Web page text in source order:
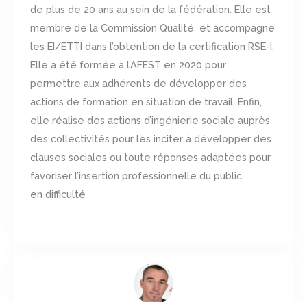
de plus de 20 ans au sein de la fédération. Elle est
membre de la Commission Qualité et accompagne
les EI/ETTI dans l’obtention de la certification RSE-I.
Elle a été formée à l’AFEST en 2020 pour
permettre aux adhérents de développer des
actions de formation en situation de travail. Enfin,
elle réalise des actions d’ingénierie sociale auprès
des collectivités pour les inciter à développer des
clauses sociales ou toute réponses adaptées pour
favoriser l’insertion professionnelle du public
en difficulté